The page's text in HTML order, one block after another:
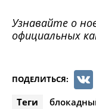
Узнавайте о
официальных
ПОДЕЛИТЬСЯ:
Теги